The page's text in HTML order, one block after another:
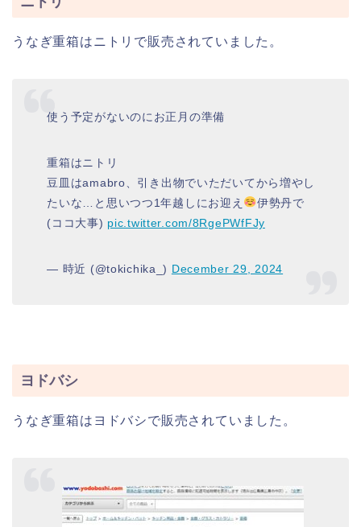
うなぎ重箱はニトリで販売されていました。
使う予定がないのにお正月の準備
重箱はニトリ
豆皿はamabro、引き出物でいただいてから増やし
たいな…と思いつつ1年越しにお迎え
伊勢丹で
(ココ大事) pic.twitter.com/8RgePWfFJy
— 時近 (@tokichika_) December 29, 2024
ヨドバシ
うなぎ重箱はヨドバシで販売されていました。